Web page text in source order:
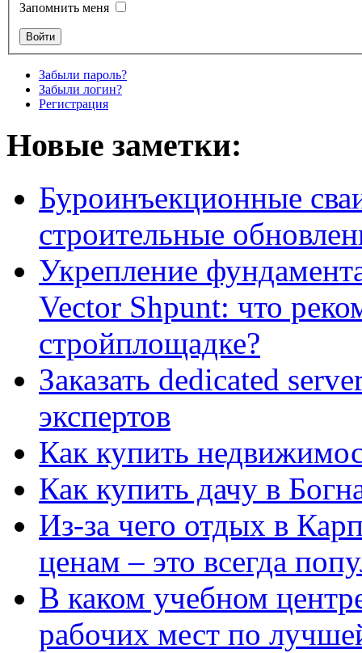
Запомнить меня
Забыли пароль?
Забыли логин?
Регистрация
Новые заметки:
Буроинъекционные
строительные
Укрепление
Vector Shpunt: что
стройплощадке?
Заказать dedicated
экспертов
Как купить
Как купить дачу в
Из-за чего отдых в
ценам – это всегда
В каком учебном
рабочих мест по